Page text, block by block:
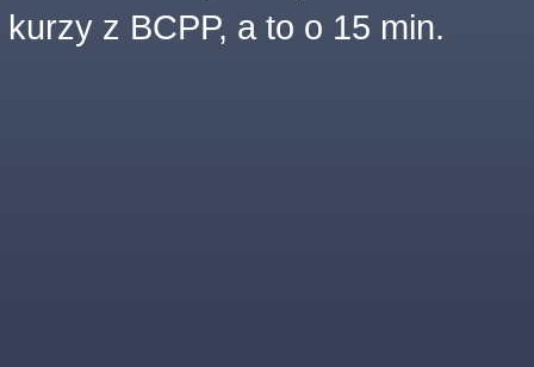
kurzy z BCPP, a to o 15 min.